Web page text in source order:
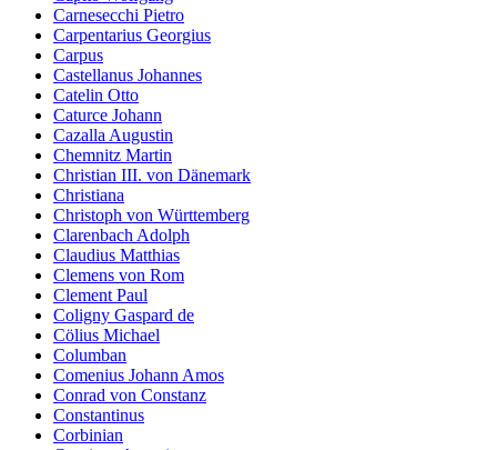
Carnesecchi Pietro
Carpentarius Georgius
Carpus
Castellanus Johannes
Catelin Otto
Caturce Johann
Cazalla Augustin
Chemnitz Martin
Christian III. von Dänemark
Christiana
Christoph von Württemberg
Clarenbach Adolph
Claudius Matthias
Clemens von Rom
Clement Paul
Coligny Gaspard de
Cölius Michael
Columban
Comenius Johann Amos
Conrad von Constanz
Constantinus
Corbinian